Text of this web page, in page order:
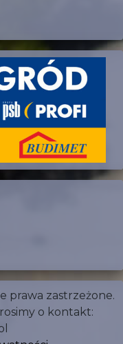
prawa zastrzeżone.
o kontakt: